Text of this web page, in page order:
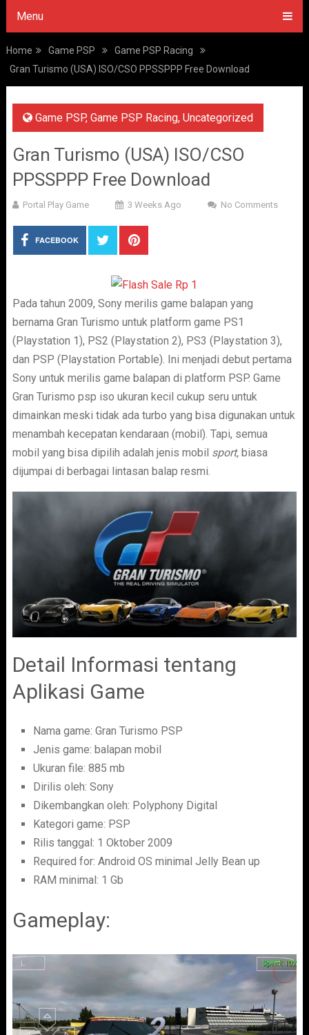
Menu
Home Game PSP
Game PSP Racing
Gran Turismo (USA) ISO/CSO PPSSPPP Free Download
Game PSP, Game PSP Racing, Uncategorized
Gran Turismo (USA) ISO/CSO
PPSSPPP Free Download
Portal Play Game 3 Weeks Ago No Comments
FACEBOOK
Pada tahun 2009, Sony merilis game balapan yang
bernama Gran Turismo untuk platform game PS1
(Playstation 1), PS2 (Playstation 2), PS3 (Playstation 3),
dan PSP (Playstation Portable). Ini menjadi debut pertama
Sony untuk merilis game balapan di platform PSP. Game
Gran Turismo psp iso ukuran kecil cukup seru untuk
dimainkan meski tidak ada turbo yang bisa digunakan untuk
menambah kecepatan kendaraan (mobil). Tapi, semua
mobil yang bisa dipilih adalah jenis mobil sport, biasa
dijumpai di berbagai lintasan balap resmi.
Detail Informasi tentang
Aplikasi Game
Nama game: Gran Turismo PSP
Jenis game: balapan mobil
Ukuran file: 885 mb
Dirilis oleh: Sony
Dikembangkan oleh: Polyphony Digital
Kategori game: PSP
Rilis tanggal: 1 Oktober 2009
Required for: Android OS minimal Jelly Bean up
RAM minimal: 1 Gb
Gameplay: